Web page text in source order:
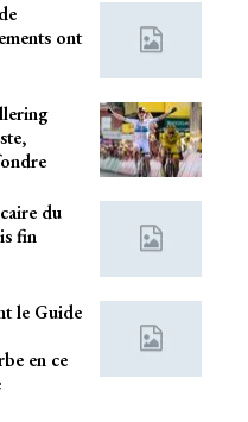
ont
du
fin
le Guide
en ce